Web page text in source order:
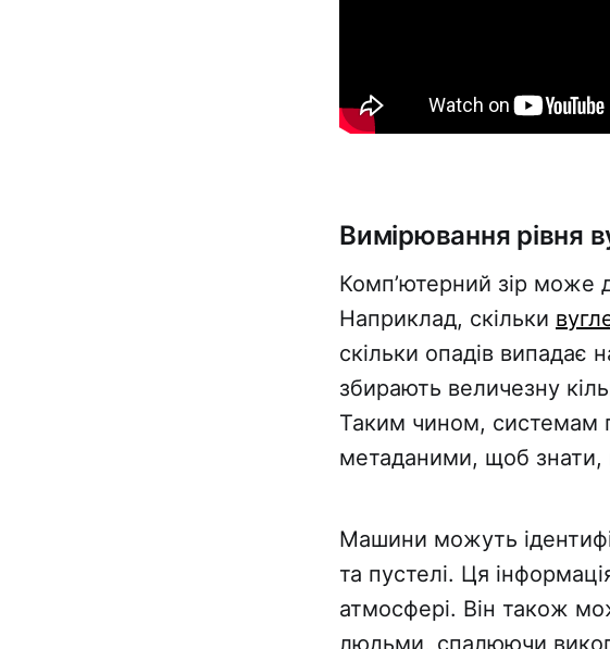
Вимірювання рівня
Комп’ютерний зір може
Наприклад, скільки
скільки опадів випадає
збирають величезну
Таким чином, системам
метаданими, щоб знати,
Машини можуть
та пустелі. Ця
атмосфері. Він також